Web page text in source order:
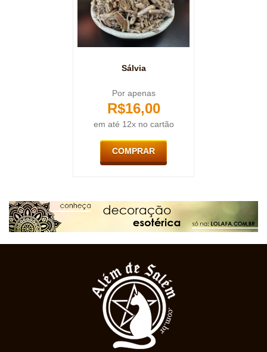
Sálvia
Por apenas
R$16,00
em até 12x no cartão
COMPRAR